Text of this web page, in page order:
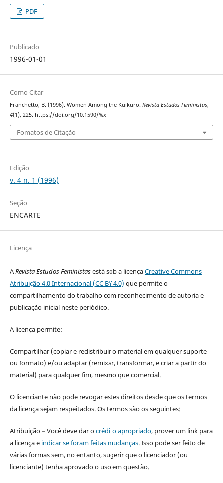
PDF
Publicado
1996-01-01
Como Citar
Franchetto, B. (1996). Women Among the Kuikuro. Revista Estudos Feministas,
4(1), 225. https://doi.org/10.1590/%x
Fomatos de Citação
Edição
v. 4 n. 1 (1996)
Seção
ENCARTE
Licença
ARevista Estudos Feministasestá sob a licençaCreative Commons
Atribuição 4.0 Internacional (CC BY 4.0) que permite o
compartilhamento do trabalho com reconhecimento de autoria e
publicação inicial neste periódico.
A licença permite:
Compartilhar (copiar e redistribuir o material em qualquer suporte
ou formato) e/ou adaptar (remixar, transformar, e criar a partir do
material) para qualquer fim, mesmo que comercial.
O licenciante não pode revogar estes direitos desde que os termos
da licença sejam respeitados. Os termos são os seguintes:
Atribuição – Você deve dar ocrédito apropriado, prover um link para
a licença e indicar se foram feitas mudanças. Isso pode ser feito de
várias formas sem, no entanto, sugerir que o licenciador (ou
licenciante) tenha aprovado o uso em questão.